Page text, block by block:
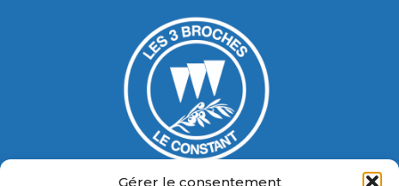
Gérer le consentement